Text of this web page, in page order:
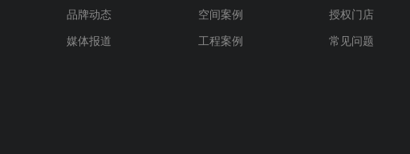
品牌动态
媒体报道
空间案例
工程案例
授权门店
常见问题